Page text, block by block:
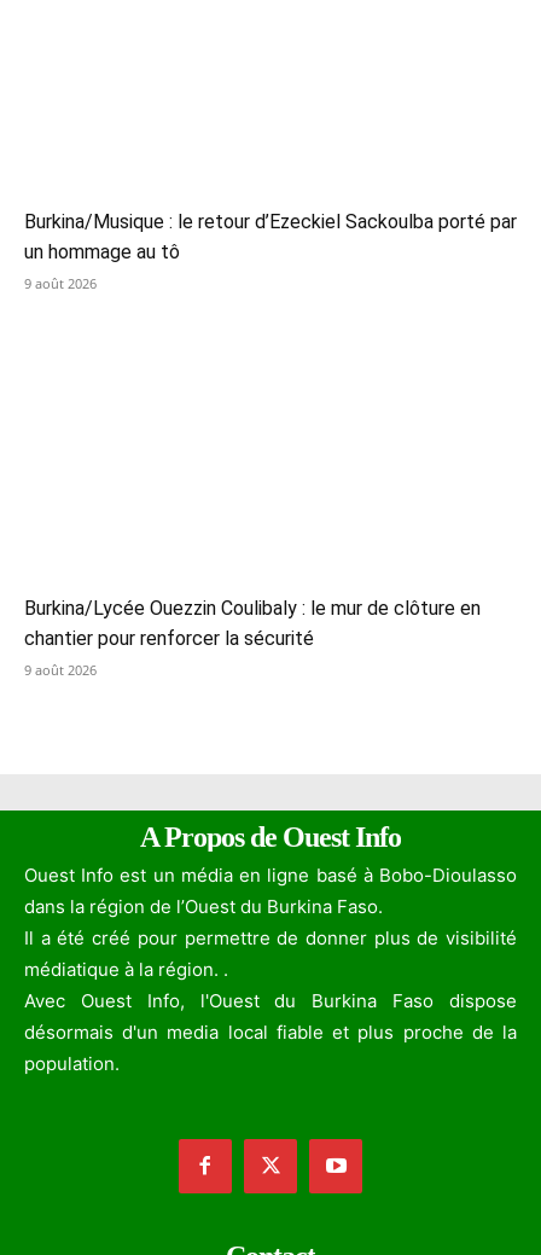
Burkina/Musique : le retour d’Ezeckiel Sackoulba porté par
un hommage au tô
9 août 2026
Burkina/Lycée Ouezzin Coulibaly : le mur de clôture en
chantier pour renforcer la sécurité
9 août 2026
A Propos de Ouest Info
Ouest Info est un média en ligne basé à Bobo-Dioulasso
dans la région de l’Ouest du Burkina Faso.
Il a été créé pour permettre de donner plus de visibilité
médiatique à la région. .
Avec Ouest Info, l'Ouest du Burkina Faso dispose
désormais d'un media local fiable et plus proche de la
population.